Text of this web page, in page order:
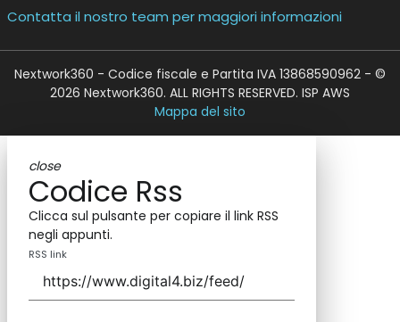
Contatta il nostro team per maggiori informazioni
Nextwork360 - Codice fiscale e Partita IVA 13868590962 - ©
2026 Nextwork360. ALL RIGHTS RESERVED. ISP AWS
Mappa del sito
close
Codice Rss
Clicca sul pulsante per copiare il link RSS
negli appunti.
RSS link